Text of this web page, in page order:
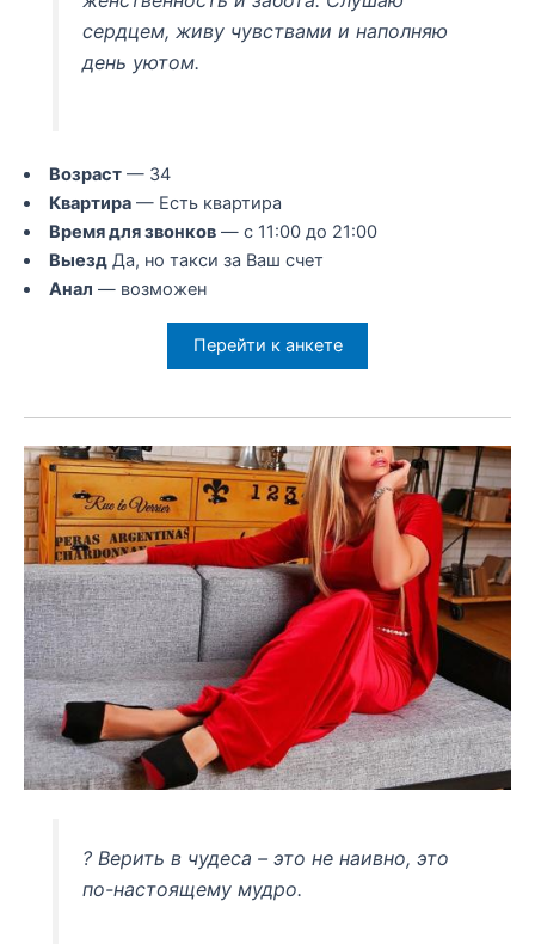
сердцем, живу чувствами и наполняю
день уютом.
Возраст— 34
Квартира— Есть квартира
Время для звонков— с 11:00 до 21:00
ВыездДа, но такси за Ваш счет
Анал — возможен
Перейти к анкете
? Верить в чудеса – это не наивно, это
по-настоящему мудро.